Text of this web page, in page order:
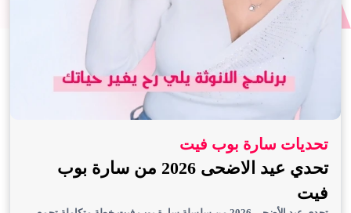
تحديات سارة بوب فيت
تحدي عيد الاضحى 2026 من سارة بوب
فيت